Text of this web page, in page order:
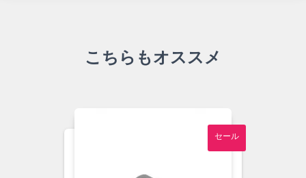
こちらもオススメ
セール